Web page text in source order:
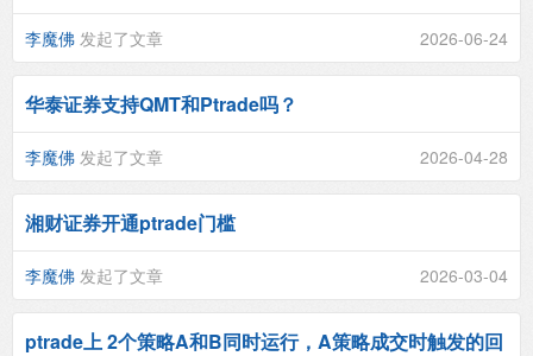
李魔佛 发起了文章 2026-06-24
华泰证券支持QMT和Ptrade吗？
李魔佛 发起了文章 2026-04-28
湘财证券开通ptrade门槛
李魔佛 发起了文章 2026-03-04
ptrade上 2个策略A和B同时运行，A策略成交时触发的回